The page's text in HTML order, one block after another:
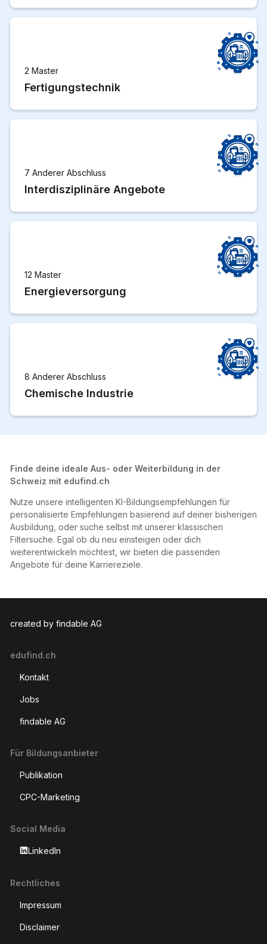
2 Master
Fertigungstechnik
7 Anderer Abschluss
Interdisziplinäre Angebote
12 Master
Energieversorgung
8 Anderer Abschluss
Chemische Industrie
Finde deine ideale Aus- oder Weiterbildung in der
Schweiz mit edufind.ch
Nutze unsere intelligenten KI-Bildungsempfehlungen für
personalisierte Empfehlungen basierend auf deiner bisherigen
Ausbildung, oder suche selbst mit unserer klassischen
Filtersuche. Egal ob du neu einsteigen oder dich
weiterentwickeln möchtest, wir bieten die passenden
Angebote für deine Karriereziele.
created by findable AG
edufind.ch
Kontakt
Jobs
findable AG
Für Bildungsanbieter
Publikation
CPC-Marketing
Social Media
LinkedIn
Rechtliches
Impressum
Disclaimer